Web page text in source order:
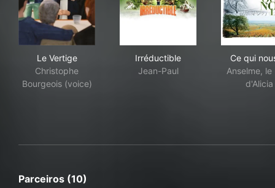
Le Vertige
Christophe
Bourgeois (voice)
Irréductible
Jean-Paul
Ce qui
Anselme, le
d'Alicia
Parceiros (10)